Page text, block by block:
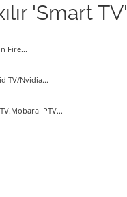
'Smart TV'
Fire...
TV/Nvidia...
IPTV...